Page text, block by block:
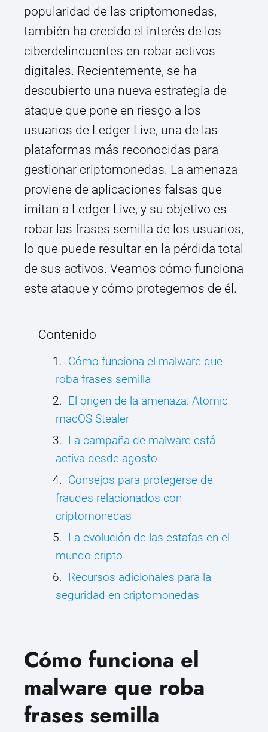
popularidad de las criptomonedas,
también ha crecido el interés de los
ciberdelincuentes en robar activos
digitales. Recientemente, se ha
descubierto una nueva estrategia de
ataque que pone en riesgo a los
usuarios de Ledger Live, una de las
plataformas más reconocidas para
gestionar criptomonedas. La amenaza
proviene de aplicaciones falsas que
imitan a Ledger Live, y su objetivo es
robar las frases semilla de los usuarios,
lo que puede resultar en la pérdida total
de sus activos. Veamos cómo funciona
este ataque y cómo protegernos de él.
Contenido
Cómo funciona el malware que
roba frases semilla
El origen de la amenaza: Atomic
macOS Stealer
La campaña de malware está
activa desde agosto
Consejos para protegerse de
fraudes relacionados con
criptomonedas
La evolución de las estafas en el
mundo cripto
Recursos adicionales para la
seguridad en criptomonedas
Cómo funciona el
malware que roba
frases semilla